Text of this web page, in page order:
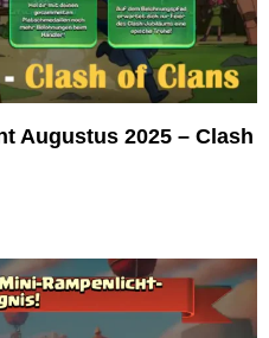
Augustus 2025 – Clash